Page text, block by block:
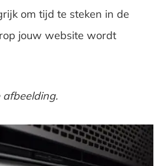
om tijd te steken in de
jouw website wordt